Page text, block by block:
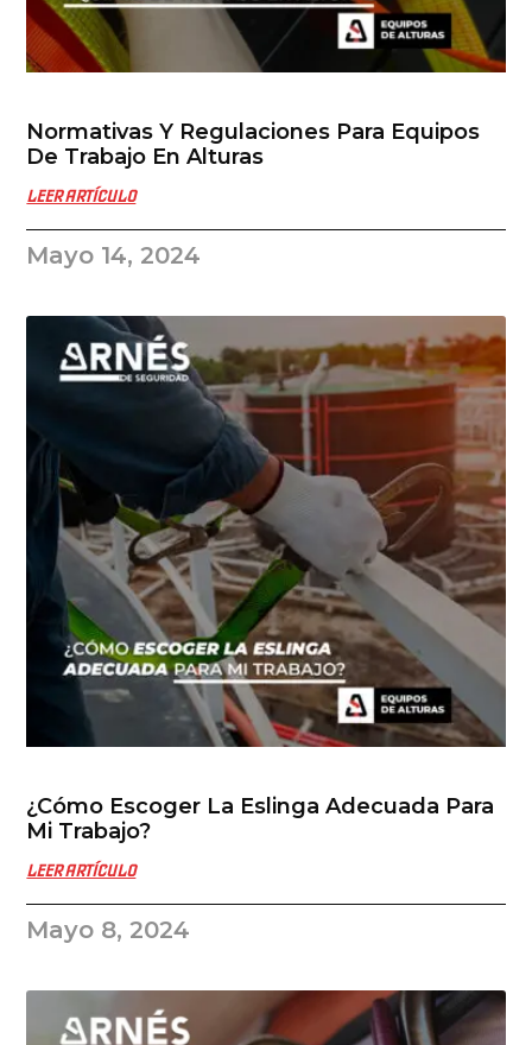
Normativas Y Regulaciones Para Equipos
De Trabajo En Alturas
LEER ARTÍCULO
Mayo 14, 2024
¿Cómo Escoger La Eslinga Adecuada Para
Mi Trabajo?
LEER ARTÍCULO
Mayo 8, 2024